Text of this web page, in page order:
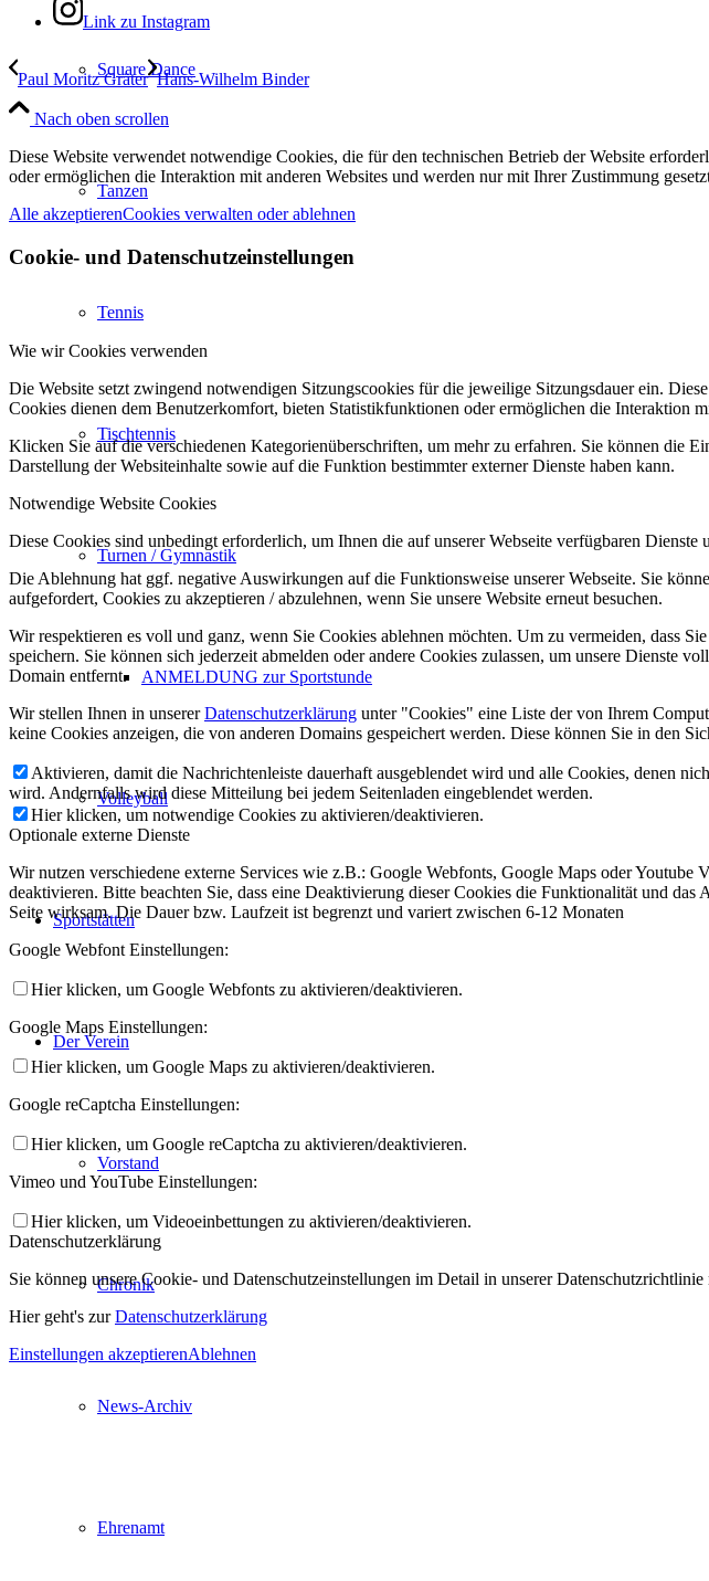
Square Dance
Tanzen
Tennis
Tischtennis
Turnen / Gymnastik
ANMELDUNG zur Sportstunde
Volleyball
Sportstätten
Der Verein
Vorstand
Chronik
News-Archiv
Ehrenamt
Link zu Instagram
Paul Moritz Gräter Hans-Wilhelm Binder
Nach oben scrollen
Diese Website verwendet notwendige Cookies, die für den technischen Betrieb der Website
oder ermöglichen die Interaktion mit anderen Websites und werden nur mit Ihrer Zustimmung
Alle akzeptierenCookies verwalten oder ablehnen
Cookie- und Datenschutzeinstellungen
Wie wir Cookies verwenden
Die Website setzt zwingend notwendigen Sitzungscookies für die jeweilige Sitzungsdauer ein.
Cookies dienen dem Benutzerkomfort, bieten Statistikfunktionen oder ermöglichen die Interaktion
Klicken Sie auf die verschiedenen Kategorienüberschriften, um mehr zu erfahren. Sie können die
Darstellung der Websiteinhalte sowie auf die Funktion bestimmter externer Dienste haben kann.
Notwendige Website Cookies
Diese Cookies sind unbedingt erforderlich, um Ihnen die auf unserer Webseite verfügbaren
Die Ablehnung hat ggf. negative Auswirkungen auf die Funktionsweise unserer Webseite. Sie
aufgefordert, Cookies zu akzeptieren / abzulehnen, wenn Sie unsere Website erneut besuchen.
Wir respektieren es voll und ganz, wenn Sie Cookies ablehnen möchten. Um zu vermeiden, dass
speichern. Sie können sich jederzeit abmelden oder andere Cookies zulassen, um unsere Dienste
Domain entfernt.
Wir stellen Ihnen in unsererDatenschutzerklärung unter "Cookies" eine Liste der von Ihrem
keine Cookies anzeigen, die von anderen Domains gespeichert werden. Diese können Sie in den
Aktivieren, damit die Nachrichtenleiste dauerhaft ausgeblendet wird und alle Cookies, denen
wird. Andernfalls wird diese Mitteilung bei jedem Seitenladen eingeblendet werden.
Hier klicken, um notwendige Cookies zu aktivieren/deaktivieren.
Optionale externe Dienste
Wir nutzen verschiedene externe Services wie z.B.: Google Webfonts, Google Maps oder
deaktivieren. Bitte beachten Sie, dass eine Deaktivierung dieser Cookies die Funktionalität und
Seite wirksam. Die Dauer bzw. Laufzeit ist begrenzt und variert zwischen 6-12 Monaten
Google Webfont Einstellungen:
Hier klicken, um Google Webfonts zu aktivieren/deaktivieren.
Google Maps Einstellungen:
Hier klicken, um Google Maps zu aktivieren/deaktivieren.
Google reCaptcha Einstellungen:
Hier klicken, um Google reCaptcha zu aktivieren/deaktivieren.
Vimeo und YouTube Einstellungen:
Hier klicken, um Videoeinbettungen zu aktivieren/deaktivieren.
Datenschutzerklärung
Sie können unsere Cookie- und Datenschutzeinstellungen im Detail in unserer
Hier geht's zurDatenschutzerklärung
Einstellungen akzeptierenAblehnen